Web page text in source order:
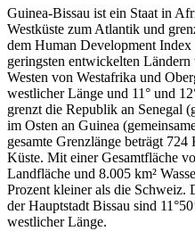
Guinea-Bissau ist ein Staat in
Westküste zum Atlantik und
dem Human Development
geringsten entwickelten
Westen von Westafrika und
westlicher Länge und 11° und
grenzt die Republik an Senegal
im Osten an Guinea
gesamte Grenzlänge beträgt
Küste. Mit einer Gesamtfläche
Landfläche und 8.005 km²
Prozent kleiner als die Schweiz.
der Hauptstadt Bissau sind
westlicher Länge.